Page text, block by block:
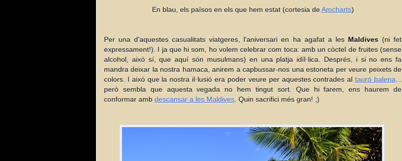
En blau, els països en els que hem estat (cortesia deAmcharts)
Per una d'aquestes casualitats viatgeres, l'aniversari en ha agafat a les Maldives(ni fet
expressament!). I ja que hi som, ho volem celebrar com toca: amb un còctel de fruites (sense
alcohol, això sí, que aquí són musulmans) en una platja idíl·lica. Després, i si no ens fa
mandra deixar la nostra hamaca, anirem a capbussar-nos una estoneta per veure peixets de
colors. I això que la nostra il·lusió era poder veure per aquestes contrades altauró balena
però sembla que aquesta vegada no hem tingut sort. Que hi farem, ens haurem de
conformar amb descansar a les Maldives . Quin sacrifici més gran! ;)